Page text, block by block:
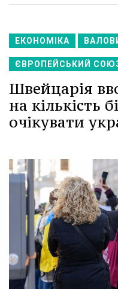
ЕКОНОМІКА
ЄВРОПЕЙСЬКИЙ
Швейцарія
на кількість
очікувати